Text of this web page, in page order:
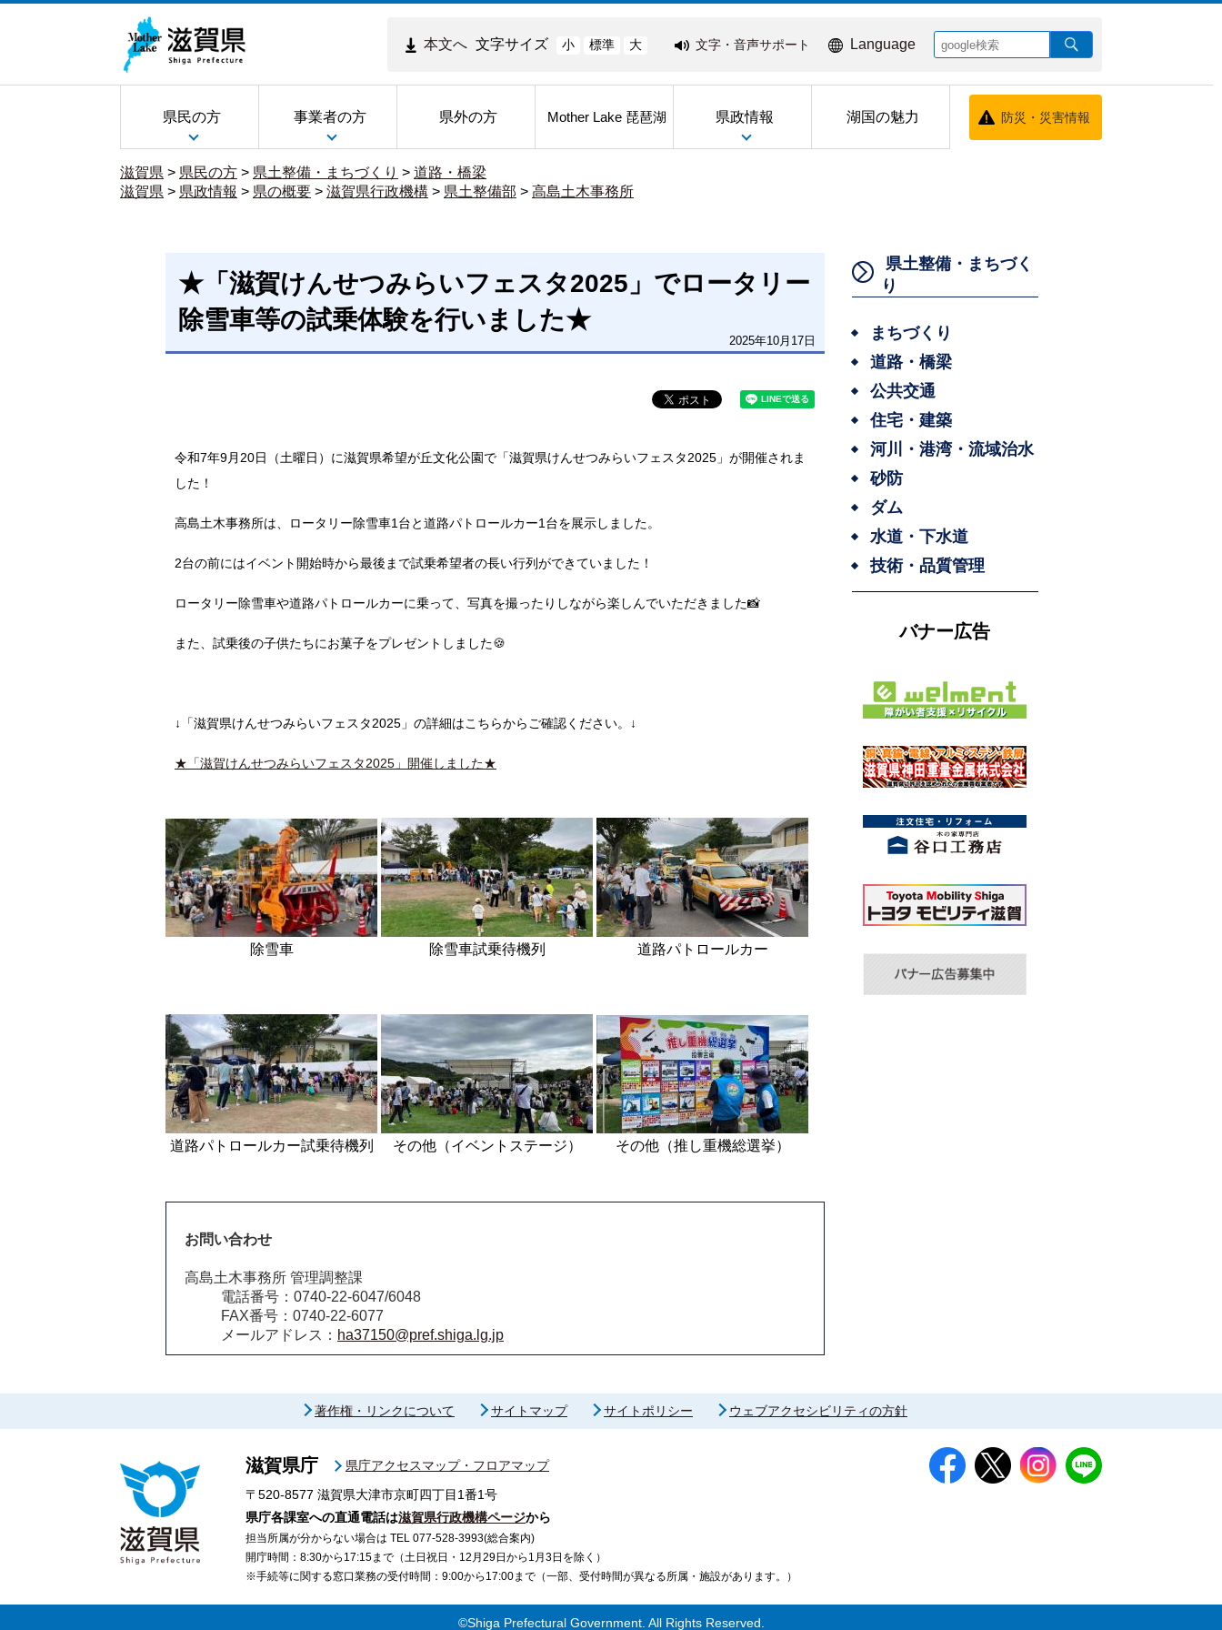
本文へ 文字サイズ 小 標準 大 文字・音声サポート Language
県民の方 事業者の方 県外の方 Mother Lake 琵琶湖 県政情報 湖国の魅力 防災・災害情報
滋賀県 > 県民の方 > 県土整備・まちづくり > 道路・橋梁
滋賀県 > 県政情報 > 県の概要 > 滋賀県行政機構 > 県土整備部 > 高島土木事務所
★「滋賀けんせつみらいフェスタ2025」でロータリー
除雪車等の試乗体験を行いました★
2025年10月17日
令和7年9月20日（土曜日）に滋賀県希望が丘文化公園で「滋賀県けんせつみらいフェスタ2025」が開催されま
した！
高島土木事務所は、ロータリー除雪車1台と道路パトロールカー1台を展示しました。
2台の前にはイベント開始時から最後まで試乗希望者の長い行列ができていました！
ロータリー除雪車や道路パトロールカーに乗って、写真を撮ったりしながら楽しんでいただきました📸
また、試乗後の子供たちにお菓子をプレゼントしました🍪
↓「滋賀県けんせつみらいフェスタ2025」の詳細はこちらからご確認ください。↓
★「滋賀けんせつみらいフェスタ2025」開催しました★
除雪車 除雪車試乗待機列 道路パトロールカー
道路パトロールカー試乗待機列 その他（イベントステージ） その他（推し重機総選挙）
お問い合わせ
高島土木事務所 管理調整課
電話番号：0740-22-6047/6048
FAX番号：0740-22-6077
メールアドレス： ha37150@pref.shiga.lg.jp
県土整備・まちづく
り
まちづくり
道路・橋梁
公共交通
住宅・建築
河川・港湾・流域治水
砂防
ダム
水道・下水道
技術・品質管理
バナー広告
著作権・リンクについて サイトマップ サイトポリシー ウェブアクセシビリティの方針
滋賀県庁
県庁アクセスマップ・フロアマップ
〒520-8577 滋賀県大津市京町四丁目1番1号
県庁各課室への直通電話は滋賀県行政機構ページから
担当所属が分からない場合は TEL 077-528-3993(総合案内)
開庁時間：8:30から17:15まで（土日祝日・12月29日から1月3日を除く）
※手続等に関する窓口業務の受付時間：9:00から17:00まで（一部、受付時間が異なる所属・施設があります。）
©Shiga Prefectural Government. All Rights Reserved.